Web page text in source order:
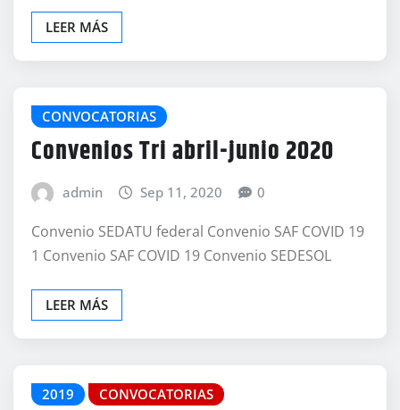
LEER MÁS
CONVOCATORIAS
Convenios Tri abril-junio 2020
admin Sep 11, 2020 0
Convenio SEDATU federal Convenio SAF COVID 19
1 Convenio SAF COVID 19 Convenio SEDESOL
LEER MÁS
2019 CONVOCATORIAS